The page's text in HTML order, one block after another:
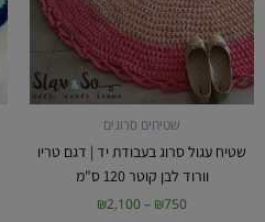
שטיחים סרוגים
שטיח עגול סרוג בעבודת יד | דגם טריו
וורוד לבן קוטר 120 ס"מ
₪750
–
₪2,100
ניתן
לבחור
את
האפשרויות
בעמוד